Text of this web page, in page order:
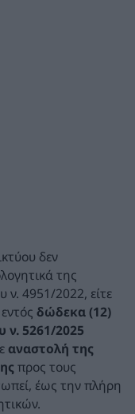
δεν
της
4951/2022, είτε
δώδεκα (12)
ν. 5261/2025
αναστολή της
προς τους
έως την πλήρη